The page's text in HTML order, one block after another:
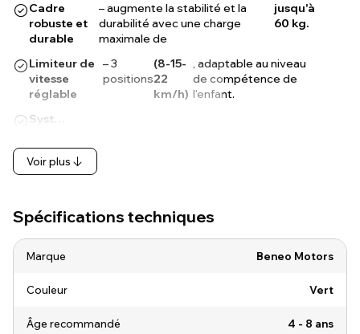
Cadre
robuste et
durable
– augmente la stabilité et la
durabilité avec une charge
maximale de
jusqu'à
60 kg.
Limiteur de
vitesse
réglable
– 3
positions
(8-15-
22
km/h)
, adaptable au niveau
de compétence de
l'enfant.
Syst…
Voir plus
Spécifications techniques
Marque Beneo Motors
Couleur Vert
Âge recommandé 4 - 8 ans